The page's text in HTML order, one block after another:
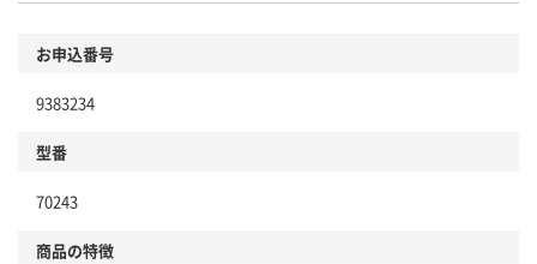
お申込番号
9383234
型番
70243
商品の特徴